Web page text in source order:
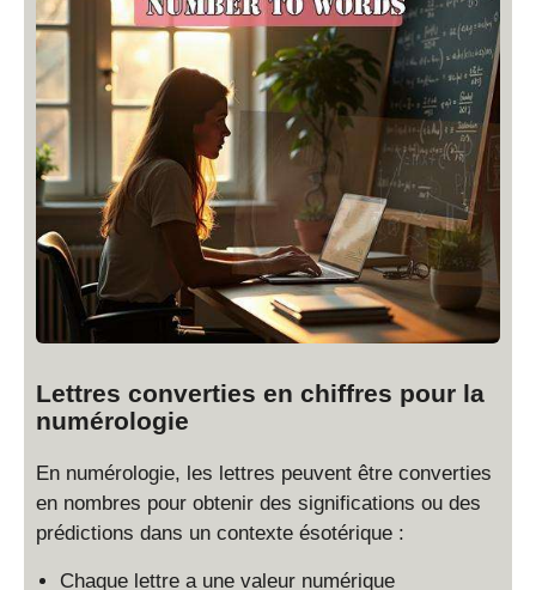
Lettres converties en chiffres pour la
numérologie
En numérologie, les lettres peuvent être converties
en nombres pour obtenir des significations ou des
prédictions dans un contexte ésotérique :
Chaque lettre a une valeur numérique